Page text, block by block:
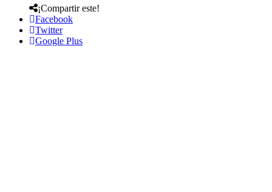
¡Compartir este!
Facebook
Twitter
Google Plus